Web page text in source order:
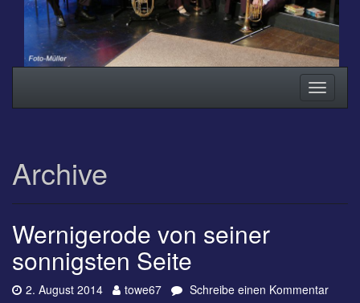
ein-/
Archive
Wernigerode von seiner
sonnigsten Seite
Datum:
2. August 2014 Autor:
towe67 Schreibe einen Kommentarzu